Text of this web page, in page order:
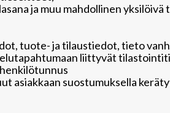
ja muu mahdollinen yksilöivä
tuote- ja tilaustiedot, tieto
liittyvät
asiakkaan suostumuksella